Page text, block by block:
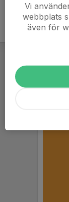
Vi
webbplats
även för